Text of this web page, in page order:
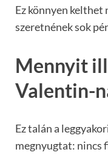
Ez könnyen kelthet
szeretnének sok
Mennyit
Valentin-
Ez talán a
megnyugtat: nincs